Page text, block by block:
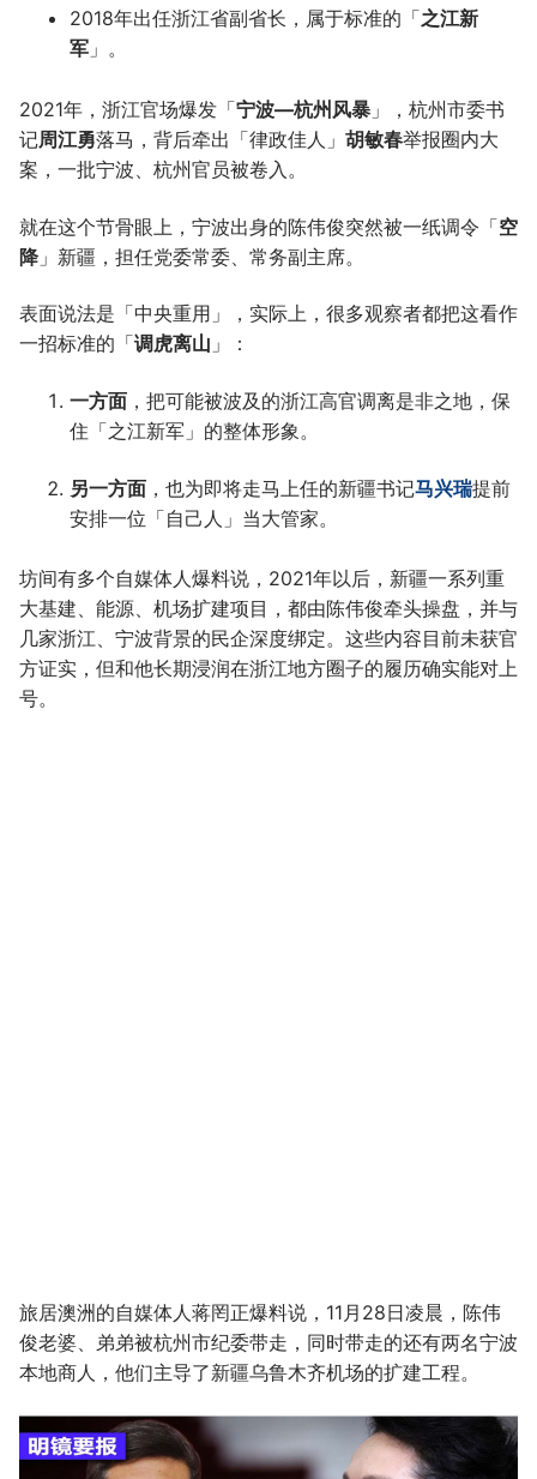
2018年出任浙江省副省长，属于标准的「之江新
军」。
2021年，浙江官场爆发「宁波—杭州风暴 」，杭州市委书
记周江勇落马，背后牵出「律政佳人」 胡敏春举报圈内大
案，一批宁波、杭州官员被卷入。
就在这个节骨眼上，宁波出身的陈伟俊突然被一纸调令「空
降 」新疆，担任党委常委、常务副主席。
表面说法是「中央重用」，实际上，很多观察者都把这看作
一招标准的「调虎离山 」：
一方面，把可能被波及的浙江高官调离是非之地，保
住「之江新军」的整体形象。
另一方面，也为即将走马上任的新疆书记马兴瑞提前
安排一位「自己人」当大管家。
坊间有多个自媒体人爆料说，2021年以后，新疆一系列重
大基建、能源、机场扩建项目，都由陈伟俊牵头操盘，并与
几家浙江、宁波背景的民企深度绑定。这些内容目前未获官
方证实，但和他长期浸润在浙江地方圈子的履历确实能对上
号。
旅居澳洲的自媒体人蒋罔正爆料说，11月28日凌晨，陈伟
俊老婆、弟弟被杭州市纪委带走，同时带走的还有两名宁波
本地商人，他们主导了新疆乌鲁木齐机场的扩建工程。